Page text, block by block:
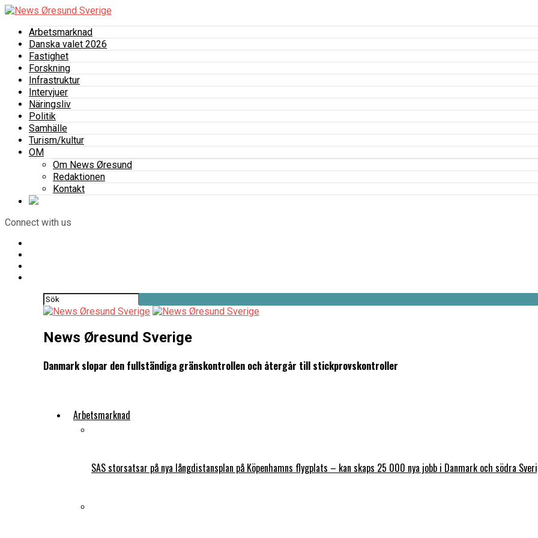
Arbetsmarknad
Danska valet 2026
Fastighet
Forskning
Infrastruktur
Intervjuer
Näringsliv
Politik
Samhälle
Turism/kultur
OM
Om News Øresund
Redaktionen
Kontakt
Connect with us
News Øresund Sverige
Danmark slopar den fullständiga gränskontrollen och återgår till stickprovskontroller
Arbetsmarknad
SAS storsatsar på nya långdistansplan på Köpenhamns flygplats – kan skaps 25 000 nya jobb i Danmark och södra